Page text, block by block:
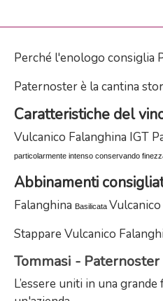
Perché l'enologo consiglia
Paternoster è la cantina
Caratteristiche del
Vulcanico Falanghina IGT
particolarmente intenso conservando
Abbinamenti
Falanghina Basilicata
Stappare Vulcanico
Tommasi - Paternoster
L’essere uniti in una